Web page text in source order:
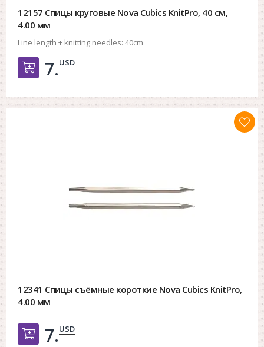
12157 Спицы круговые Nova Cubics KnitPro, 40 см,
4.00 мм
Line length + knitting needles: 40cm
Добавить в корзину
7.USD
12341 Спицы съёмные короткие Nova Cubics KnitPro,
4.00 мм
Добавить в корзину
7.USD